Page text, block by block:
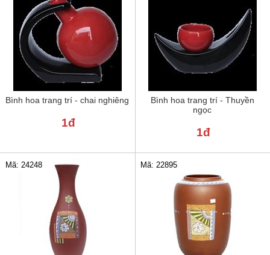
Bình hoa trang trí - chai nghiêng
1đ
Bình hoa trang trí - Thuyền
ngọc
1đ
Mã: 24248 Mã: 22895